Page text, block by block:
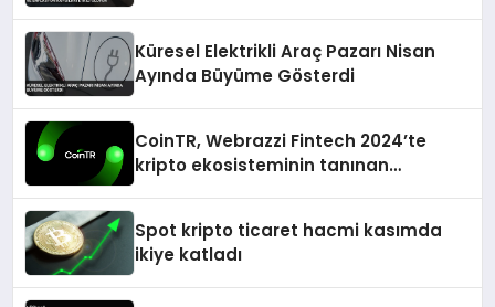
Küresel Elektrikli Araç Pazarı Nisan
Ayında Büyüme Gösterdi
CoinTR, Webrazzi Fintech 2024’te
kripto ekosisteminin tanınan
Spot kripto ticaret hacmi kasımda
ikiye katladı